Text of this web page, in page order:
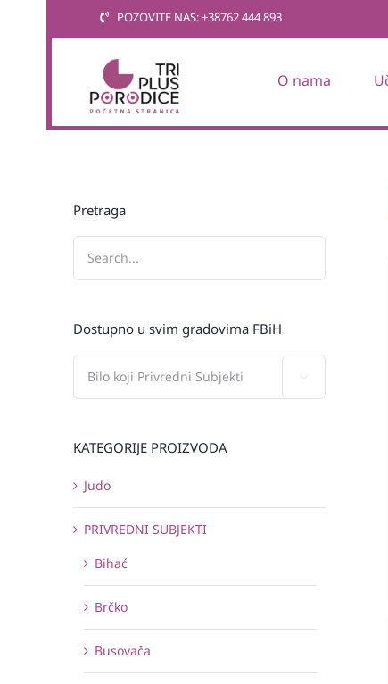
POZOVITE NAS: +38762 444 893
O nama
Pretraga
Dostupno u svim gradovima FBiH
KATEGORIJE PROIZVODA
Judo
PRIVREDNI SUBJEKTI
Bihać
Brčko
Busovača